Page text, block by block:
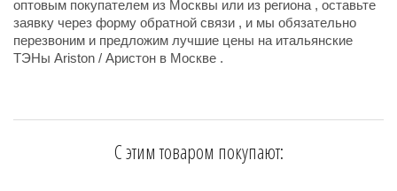
оптовым покупателем из Москвы или из региона , оставьте
заявку через форму обратной связи , и мы обязательно
перезвоним и предложим лучшие цены на итальянские
ТЭНы Ariston / Аристон в Москве .
С этим товаром покупают: